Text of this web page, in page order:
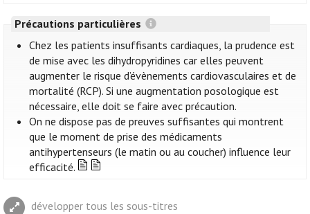
Précautions particulières
Chez les patients insuffisants cardiaques, la prudence est
de mise avec les dihydropyridines car elles peuvent
augmenter le risque d’évènements cardiovasculaires et de
mortalité (RCP). Si une augmentation posologique est
nécessaire, elle doit se faire avec précaution.
On ne dispose pas de preuves suffisantes qui montrent
que le moment de prise des médicaments
antihypertenseurs (le matin ou au coucher) influence leur
efficacité.
développer tous les sous-titres